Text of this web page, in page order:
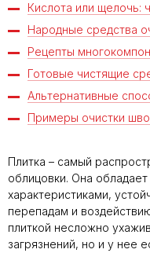
Кислота или щелочь:
Народные средства
Рецепты
Готовые чистящие
Альтернативные
Примеры очистки
Плитка – самый
облицовки. Она
характеристиками,
перепадам и
плиткой несложно
загрязнений, но и у нее